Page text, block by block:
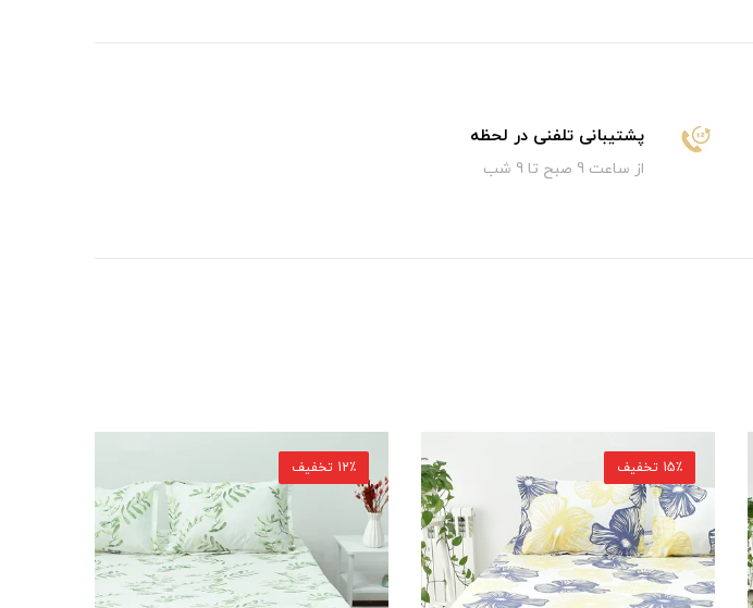
پشتیبانی تلفنی در لحظه
از ساعت 9 صبح تا 9 شب
12٪ تخفیف 13٪ تخفیف